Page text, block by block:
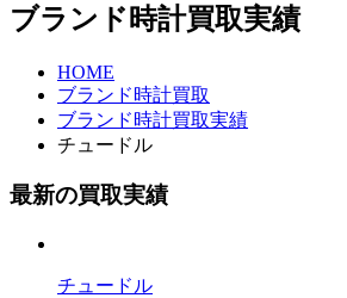
ブランド時計買取実績
HOME
ブランド時計買取
ブランド時計買取実績
チュードル
最新の買取実績
チュードル